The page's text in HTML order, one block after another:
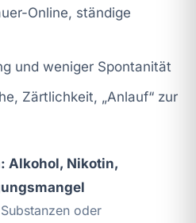
Online, ständige
und weniger Spontanität
Zärtlichkeit, „Anlauf“ zur
Alkohol, Nikotin,
oder